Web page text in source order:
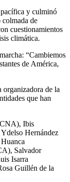
pacífica y culminó
de
cuestionamientos
climática.
“Cambiemos
de América,
de la
que han
Ibis
Hernández
Salvador
Isarra
Guillén de la